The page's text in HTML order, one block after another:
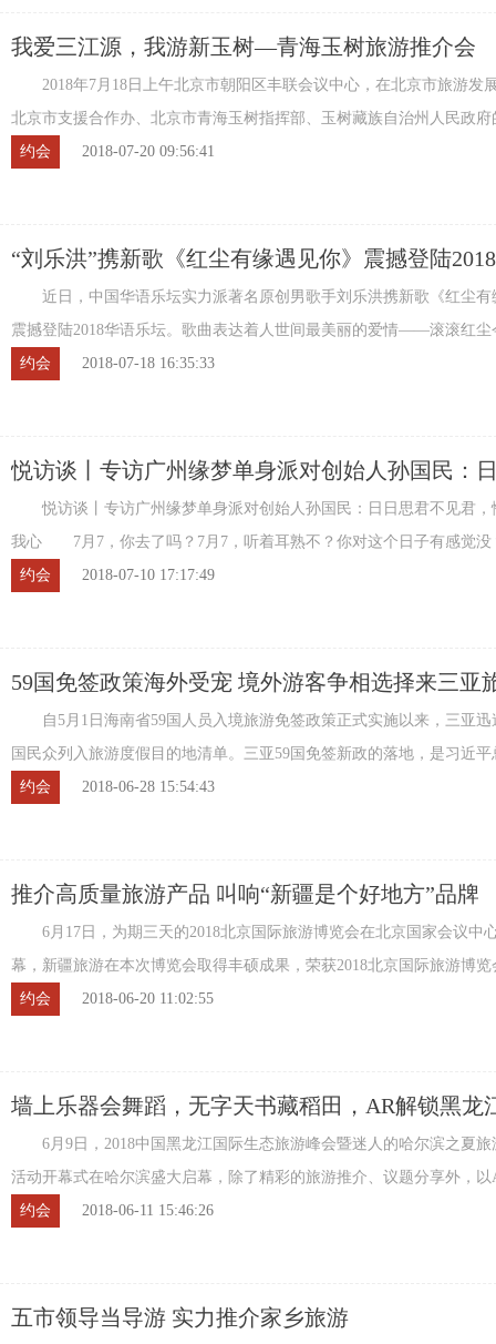
我爱三江源，我游新玉树—青海玉树旅游推介会
2018年7月18日上午北京市朝阳区丰联会议中心，在北京市旅游发
北京市支援合作办、北京市青海玉树指挥部、玉树藏族自治州人民政府
下，北京市旅游行业协会与玉树藏族自治州旅 ...
约会 2018-07-20 09:56:41
“刘乐洪”携新歌《红尘有缘遇见你》震撼登陆
近日，中国华语乐坛实力派著名原创男歌手刘乐洪携新歌《红尘有
震撼登陆2018华语乐坛。歌曲表达着人世间最美丽的爱情——滚滚红尘
见你。歌曲一经上线就受到众多歌迷喜爱， ...
约会 2018-07-18 16:35:33
悦访谈丨专访广州缘梦单身派对创始人孙国民：
悦访谈丨专访广州缘梦单身派对创始人孙国民：日日思君不见君，
我心 7月7，你去了吗？7月7，听着耳熟不？你对这个日子有感
年7月7日，在这个弥漫着荷尔蒙味道的夜晚 ...
约会 2018-07-10 17:17:49
59国免签政策海外受宠 境外游客争相选择来三亚
自5月1日海南省59国人员入境旅游免签政策正式实施以来，三亚迅
国民众列入旅游度假目的地清单。三亚59国免签新政的落地，是习近
祝海南建省办经济特区30周年大会上郑重宣 ...
约会 2018-06-28 15:54:43
推介高质量旅游产品 叫响“新疆是个好地方”品牌
6月17日，为期三天的2018北京国际旅游博览会在北京国家会议中
幕，新疆旅游在本次博览会取得丰硕成果，荣获2018北京国际旅游博
奖，商品展销成交额达6万元，旅游专列合作、 ...
约会 2018-06-20 11:02:55
墙上乐器会舞蹈，无字天书藏稻田，AR解锁黑龙
6月9日，2018中国黑龙江国际生态旅游峰会暨迷人的哈尔滨之夏旅
活动开幕式在哈尔滨盛大启幕，除了精彩的旅游推介、议题分享外，以
新型传播技术精心打造的黑龙江生态旅游情 ...
约会 2018-06-11 15:46:26
五市领导当导游 实力推介家乡旅游